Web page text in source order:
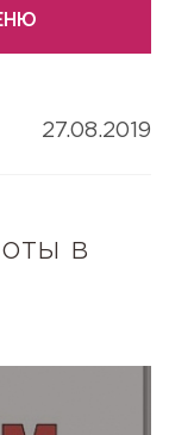
27.08.2019
в